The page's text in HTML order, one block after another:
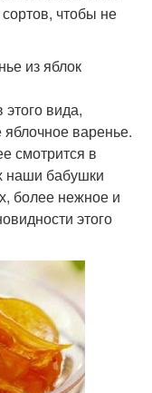
чтобы не
из яблок
вида,
варенье.
смотрится в
наши бабушки
более нежное и
этого